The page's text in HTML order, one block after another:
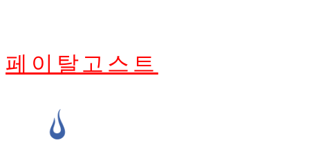
페이탈고스트